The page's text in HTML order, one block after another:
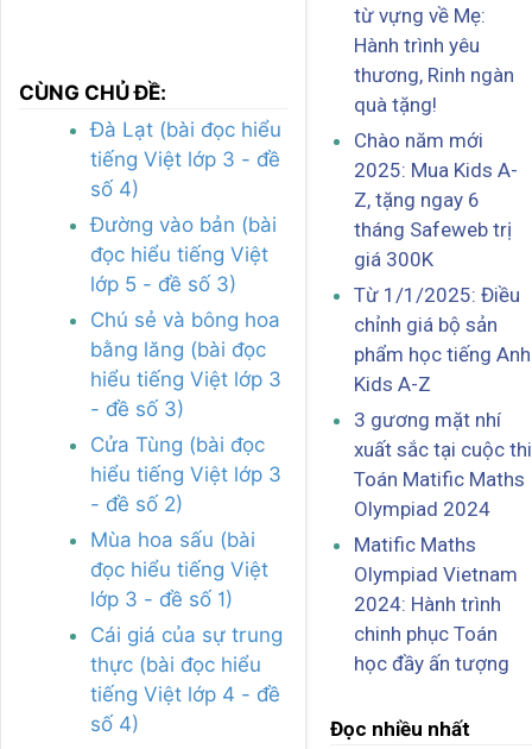
CÙNG CHỦ ĐỀ:
Đà Lạt (bài đọc hiểu
tiếng Việt lớp 3 - đề
số 4)
Đường vào bản (bài
đọc hiểu tiếng Việt
lớp 5 - đề số 3)
Chú sẻ và bông hoa
bằng lăng (bài đọc
hiểu tiếng Việt lớp 3
- đề số 3)
Cửa Tùng (bài đọc
hiểu tiếng Việt lớp 3
- đề số 2)
Mùa hoa sấu (bài
đọc hiểu tiếng Việt
lớp 3 - đề số 1)
Cái giá của sự trung
thực (bài đọc hiểu
tiếng Việt lớp 4 - đề
số 4)
từ vựng về Mẹ:
Hành trình yêu
thương, Rinh ngàn
quà tặng!
Chào năm mới
2025: Mua Kids A-
Z, tặng ngay 6
tháng Safeweb trị
giá 300K
Từ 1/1/2025: Điều
chỉnh giá bộ sản
phẩm học tiếng Anh
Kids A-Z
3 gương mặt nhí
xuất sắc tại cuộc thi
Toán Matific Maths
Olympiad 2024
Matific Maths
Olympiad Vietnam
2024: Hành trình
chinh phục Toán
học đầy ấn tượng
Đọc nhiều nhất